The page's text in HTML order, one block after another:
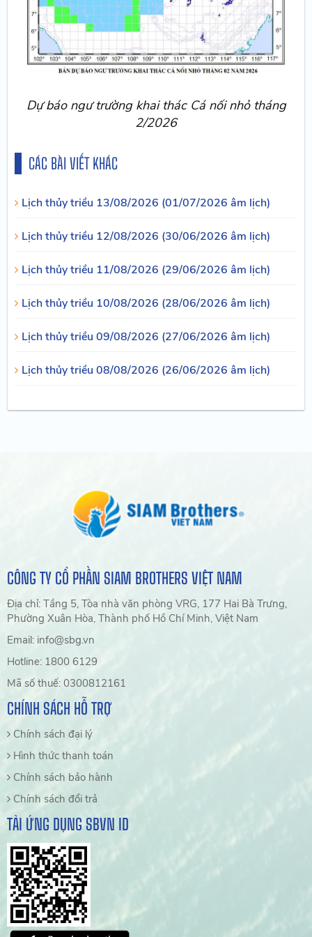
Dự báo ngư trường khai thác Cá nối nhỏ tháng
2/2026
CÁC BÀI VIẾT KHÁC
Lịch thủy triều 13/08/2026 (01/07/2026 âm lịch)
Lịch thủy triều 12/08/2026 (30/06/2026 âm lịch)
Lịch thủy triều 11/08/2026 (29/06/2026 âm lịch)
Lịch thủy triều 10/08/2026 (28/06/2026 âm lịch)
Lịch thủy triều 09/08/2026 (27/06/2026 âm lịch)
Lịch thủy triều 08/08/2026 (26/06/2026 âm lịch)
CÔNG TY CỔ PHẦN SIAM BROTHERS VIỆT NAM
Địa chỉ: Tầng 5, Tòa nhà văn phòng VRG, 177 Hai Bà Trưng,
Phường Xuân Hòa, Thành phố Hồ Chí Minh, Việt Nam
Email: info@sbg.vn
Hotline: 1800 6129
Mã số thuế: 0300812161
CHÍNH SÁCH HỖ TRỢ
Chính sách đại lý
Hình thức thanh toán
Chính sách bảo hành
Chính sách đổi trả
TẢI ỨNG DỤNG SBVN ID